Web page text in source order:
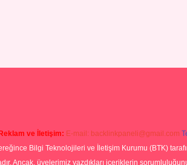
Reklam ve İletişim: E-mail: backlinkpaneli@gmail.com
Bilgi Teknolojileri ve İletişim Kurumu (BTK)
Ancak, üyelerimiz yazdıkları içeriklerin